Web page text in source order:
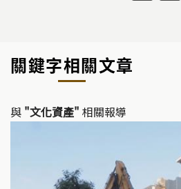
o
y
Li
k
a
o
關鍵字相關文章
與 "文化資產" 相關報導